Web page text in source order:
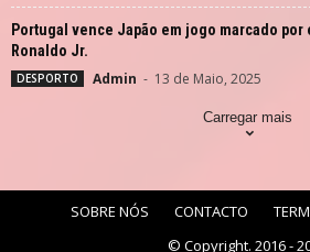
Portugal vence Japão em jogo marcado
Ronaldo Jr.
DESPORTO Admin - 13 de Maio, 2025
Carregar mais
SOBRE NÓS CONTACTO
© Copyright. 2016 -